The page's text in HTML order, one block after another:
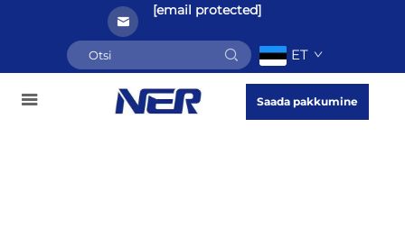
[email protected]
ET
Saada pakkumine